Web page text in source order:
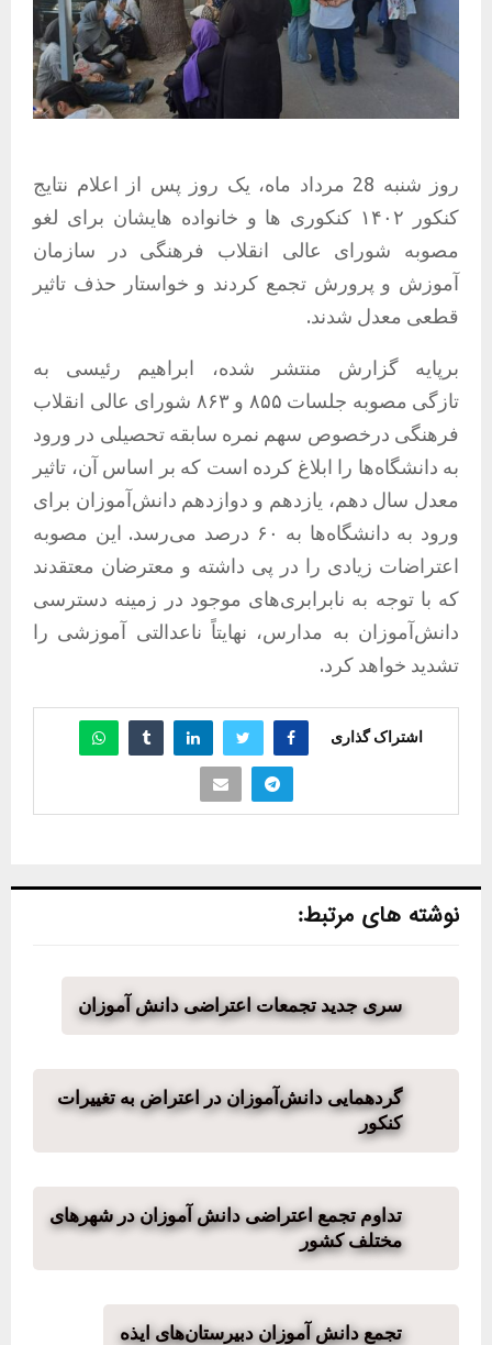
روز شنبه 28 مرداد ماه، یک روز پس از اعلام نتایج
کنکور ۱۴۰۲ کنکوری ها و خانواده هایشان برای لغو
مصوبه شورای عالی انقلاب فرهنگی در سازمان
آموزش و پرورش تجمع کردند و خواستار حذف تاثیر
قطعی معدل شدند.
برپایه گزارش منتشر شده، ابراهیم رئیسی به
تازگی مصوبه جلسات ۸۵۵ و ۸۶۳ شورای عالی انقلاب
فرهنگی درخصوص سهم نمره سابقه تحصیلی در ورود
به دانشگاه‌ها را ابلاغ کرده است که بر اساس آن، تاثیر
معدل سال دهم، یازدهم و دوازدهم دانش‌آموزان برای
ورود به دانشگاه‌ها به ۶۰ درصد می‌رسد. این مصوبه
اعتراضات زیادی را در پی داشته و معترضان معتقدند
که با توجه به نابرابری‌های موجود در زمینه دسترسی
دانش‌آموزان به مدارس، نهایتاً ناعدالتی آموزشی را
تشدید خواهد کرد.
اشتراک گذاری
نوشته های مرتبط:
سری جدید تجمعات اعتراضی دانش‌ آموزان
گردهمایی دانش‌آموزان در اعتراض به تغییرات
کنکور
تداوم تجمع اعتراضی دانش آموزان در شهرهای
مختلف کشور
تجمع دانش آموزان دبیرستان‌های ایذه